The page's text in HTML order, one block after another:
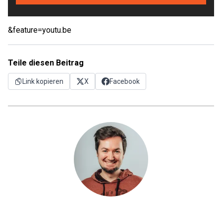
&feature=youtu.be
Teile diesen Beitrag
Link kopieren X Facebook